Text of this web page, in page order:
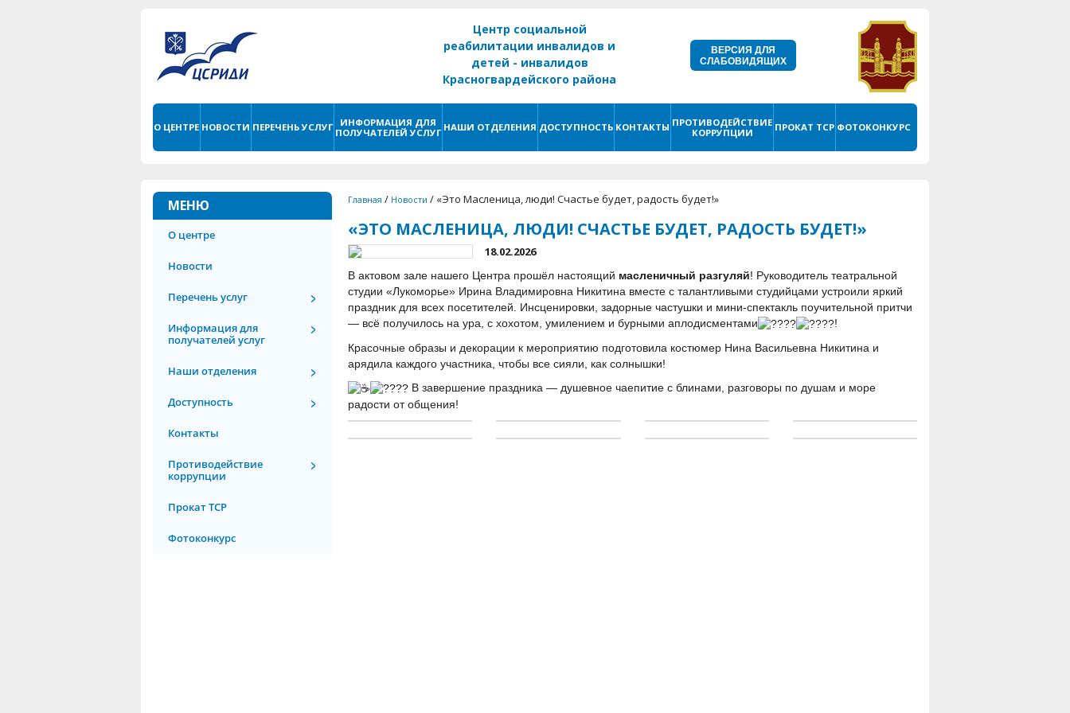
Центр социальной
реабилитации инвалидов и
детей - инвалидов
Красногвардейского района
ВЕРСИЯ ДЛЯ
СЛАБОВИДЯЩИХ
О ЦЕНТРЕ НОВОСТИ ПЕРЕЧЕНЬ УСЛУГ
ИНФОРМАЦИЯ ДЛЯ
ПОЛУЧАТЕЛЕЙ УСЛУГ НАШИ ОТДЕЛЕНИЯ ДОСТУПНОСТЬ КОНТАКТЫ ПРОТИВОДЕЙСТВИЕ
КОРРУПЦИИ
ПРОКАТ ТСР ФОТОКОНКУРС
МЕНЮ
О центре
Новости
Перечень услуг
Информация для
получателей услуг
Наши отделения
Доступность
Контакты
Противодействие
коррупции
Прокат ТСР
Фотоконкурс
Главная / Новости / «Это Масленица, люди! Счастье будет, радость будет!»
«ЭТО МАСЛЕНИЦА, ЛЮДИ! СЧАСТЬЕ БУДЕТ, РАДОСТЬ БУДЕТ!»
18.02.2026
В актовом зале нашего Центра прошёл настоящий масленичный разгуляй! Руководитель театральной
студии «Лукоморье» Ирина Владимировна Никитина вместе с талантливыми студийцами устроили яркий
праздник для всех посетителей. Инсценировки, задорные частушки и мини-спектакль поучительной притчи
— всё получилось на ура, с хохотом, умилением и бурными аплодисментами
!
Красочные образы и декорации к мероприятию подготовила костюмер Нина Васильевна Никитина и
арядила каждого участника, чтобы все сияли, как солнышки!
В завершение праздника — душевное чаепитие с блинами, разговоры по душам и море
радости от общения!